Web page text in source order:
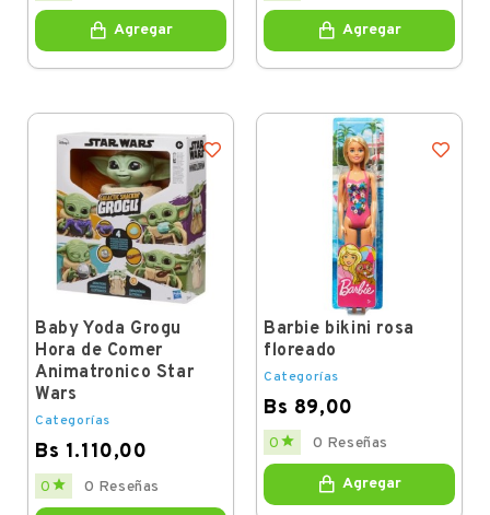
Agregar Agregar
Baby Yoda Grogu
Hora de Comer
Animatronico Star
Wars
Categorías
Bs 1.110,00
Price
0  0 Reseñas
Barbie bikini rosa
floreado
Categorías
Bs 89,00
Price
0  0 Reseñas
Agregar